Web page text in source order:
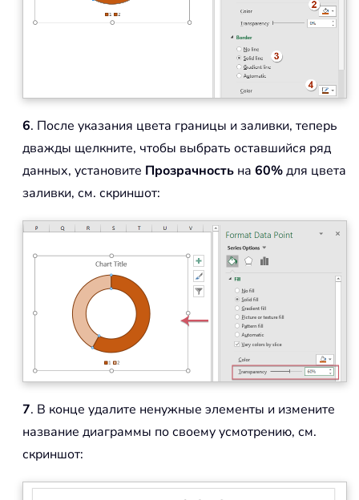
6. После указания цвета границы и заливки, теперь
дважды щелкните, чтобы выбрать оставшийся ряд
данных, установите Прозрачность на 60%для цвета
заливки, см. скриншот:
7. В конце удалите ненужные элементы и измените
название диаграммы по своему усмотрению, см.
скриншот: